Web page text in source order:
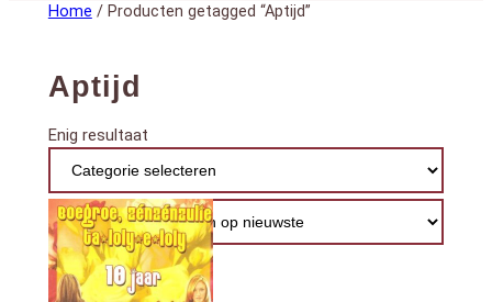
Home / Producten getagged “Aptijd”
Aptijd
Enig resultaat